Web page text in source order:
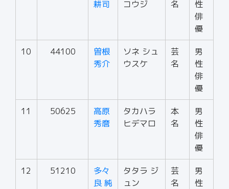
耕司 コウジ 名
性
俳
優
10 44100
曽根
秀介
ソネ シュ
ウスケ
芸
名
男
性
俳
優
11 50625
高原
秀麿
タカハラ
ヒデマロ
本
名
男
性
俳
優
12 51210
多々
良 純
タタラ ジ
ュン
芸
名
男
性